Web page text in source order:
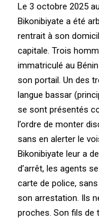
Le 3 octobre 2025
Bikonibiyate a été
rentrait à son
capitale. Trois
immatriculé au
son portail. Un des
langue bassar
se sont présentés
l’ordre de monter
sans en alerter le
Bikonibiyate leur a
d’arrêt, les agents
carte de police,
son arrestation. Ils
proches. Son fils de